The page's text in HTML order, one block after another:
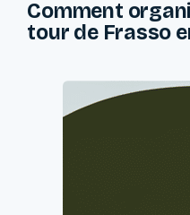
Comment
tour de Frasso